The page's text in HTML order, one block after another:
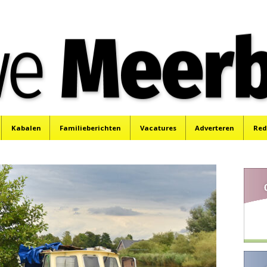
Kabalen Familieberichten Vacatures Adverteren